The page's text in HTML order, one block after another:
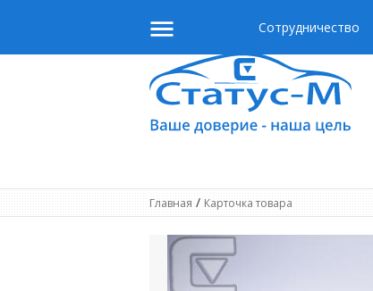
Сотрудничество
Главная / Карточка товара